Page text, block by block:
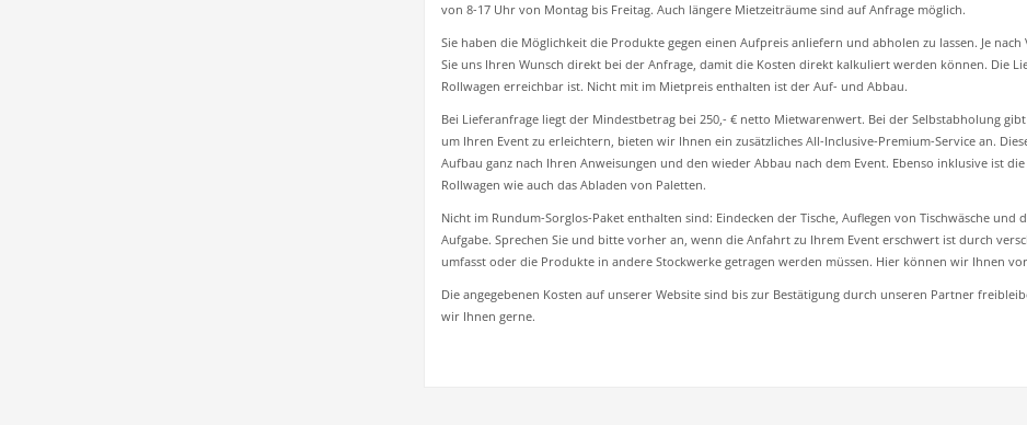
von 8-17 Uhr von Montag bis Freitag. Auch längere Mietzeiträume sind auf Anfrage möglich.
Sie haben die Möglichkeit die Produkte gegen einen Aufpreis anliefern und abholen zu lassen. Je
Sie uns Ihren Wunsch direkt bei der Anfrage, damit die Kosten direkt kalkuliert werden können. Die
Rollwagen erreichbar ist. Nicht mit im Mietpreis enthalten ist der Auf- und Abbau.
Bei Lieferanfrage liegt der Mindestbetrag bei 250,- € netto Mietwarenwert. Bei der Selbstabholung
um Ihren Event zu erleichtern, bieten wir Ihnen ein zusätzliches All-Inclusive-Premium-Service an.
Aufbau ganz nach Ihren Anweisungen und den wieder Abbau nach dem Event. Ebenso inklusive ist
Rollwagen wie auch das Abladen von Paletten.
Nicht im Rundum-Sorglos-Paket enthalten sind: Eindecken der Tische, Auflegen von Tischwäsche und
Aufgabe. Sprechen Sie und bitte vorher an, wenn die Anfahrt zu Ihrem Event erschwert ist durch
umfasst oder die Produkte in andere Stockwerke getragen werden müssen. Hier können wir Ihnen
Die angegebenen Kosten auf unserer Website sind bis zur Bestätigung durch unseren Partner
wir Ihnen gerne.